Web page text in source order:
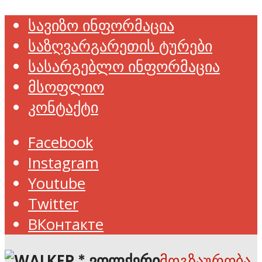
სავიზო ინფორმაცია
საზღვარგარეთის ტურები
სასარგებლო ინფორმაცია
მსოფლიო
კონტაქტი
Facebook
Instagram
Youtube
Twitter
ВКонтакте